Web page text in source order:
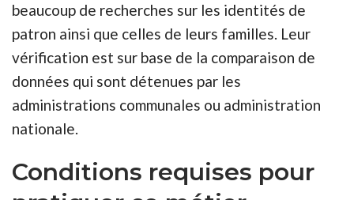
beaucoup de recherches sur les identités de
patron ainsi que celles de leurs familles. Leur
vérification est sur base de la comparaison de
données qui sont détenues par les
administrations communales ou administration
nationale.
Conditions requises pour